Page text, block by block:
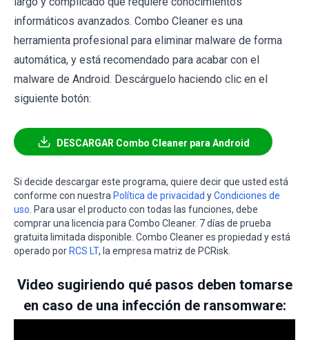
informáticos avanzados. Combo Cleaner es una
herramienta profesional para eliminar malware de forma
automática, y está recomendado para acabar con el
malware de Android. Descárguelo haciendo clic en el
siguiente botón:
DESCARGAR Combo Cleaner para Android
Si decide descargar este programa, quiere decir que usted está
conforme con nuestra Política de privacidad yCondiciones de
uso . Para usar el producto con todas las funciones, debe
comprar una licencia para Combo Cleaner. 7 días de prueba
gratuita limitada disponible. Combo Cleaner es propiedad y está
operado por RCS LT, la empresa matriz de PCRisk.
Video sugiriendo qué pasos deben tomarse
en caso de una infección de ransomware: